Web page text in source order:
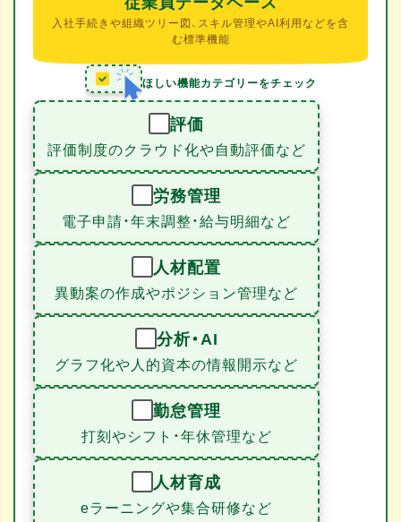
入社手続きや組織ツリー図、スキル管理やAI利用などを含
む標準機能
ほしい機能カテゴリーをチェック
評価
評価制度のクラウド化や自動評価など
労務管理
電子申請・年末調整・給与明細など
人材配置
異動案の作成やポジション管理など
分析・AI
グラフ化や人的資本の情報開示など
勤怠管理
打刻やシフト・年休管理など
人材育成
eラーニングや集合研修など